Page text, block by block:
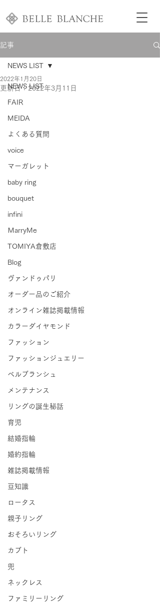
記事
NEWS LIST
FAIR
MEIDA
よくある質問
voice
マーガレット
baby ring
bouquet
infini
ＭarryMe
TOMIYA倉敷店
Blog
ヴァンドゥパリ
オーダー品のご紹介
オンライン雑誌掲載情報
カラーダイヤモンド
ファッション
ファッションジュエリー
ベルブランシュ
メンテナンス
リングの誕生秘話
育児
結婚指輪
婚約指輪
雑誌掲載情報
豆知識
ロータス
親子リング
おそろいリング
カブト
兜
ネックレス
ファミリーリング
NEWS LIST
2022年1月20日
更新日： 2022年3月11日